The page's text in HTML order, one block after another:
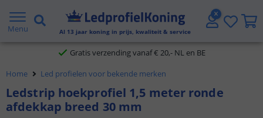
Menu Al 13 jaar koning in prijs, kwaliteit & service
2 jaar garantie
Gratis verzending vanaf € 20,- NL en BE
Klantbeoordeling 9.1
Voor 23:45 uur besteld,
Home Led profielen voor bekende merken
Ledstrip hoekprofiel 1,5 meter ronde
afdekkap breed 30 mm